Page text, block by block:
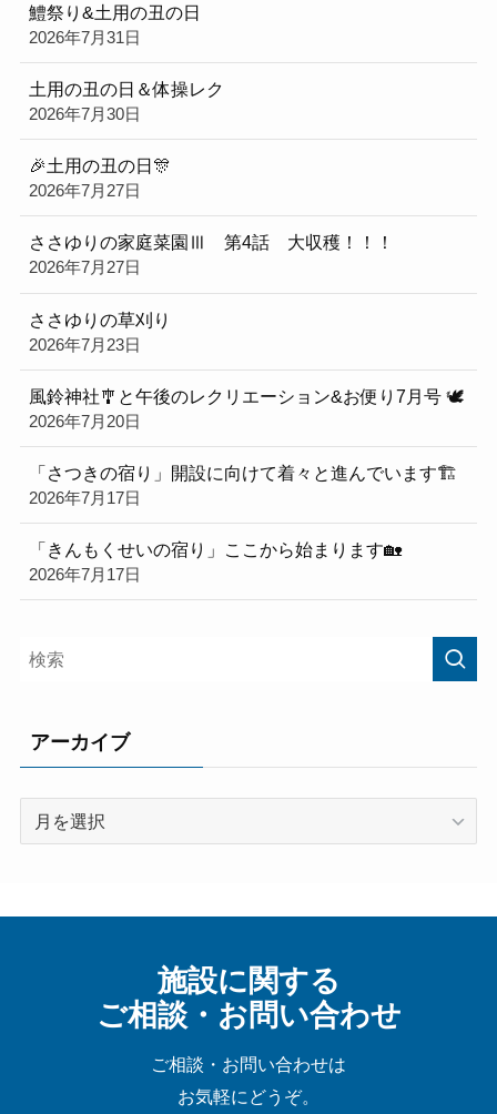
鱧祭り&土用の丑の日
2026年7月31日
土用の丑の日＆体操レク
2026年7月30日
🎉土用の丑の日🎊
2026年7月27日
ささゆりの家庭菜園Ⅲ 第4話 大収穫！！！
2026年7月27日
ささゆりの草刈り
2026年7月23日
風鈴神社🎐と午後のレクリエーション&お便り7月号 🕊
2026年7月20日
「さつきの宿り」開設に向けて着々と進んでいます🏗️
2026年7月17日
「きんもくせいの宿り」ここから始まります🏡
2026年7月17日
アーカイブ
ブ
施設に関する
ご相談・お問い合わせ
ご相談・お問い合わせは
お気軽にどうぞ。